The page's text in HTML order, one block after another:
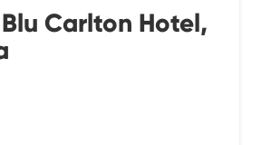
Carlton Hotel,